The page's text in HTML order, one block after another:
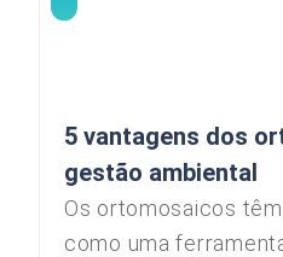
5 vantagens dos
gestão ambiental
Os ortomosaicos
como uma